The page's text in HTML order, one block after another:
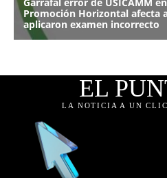
EL
LA NOTICIA A UN